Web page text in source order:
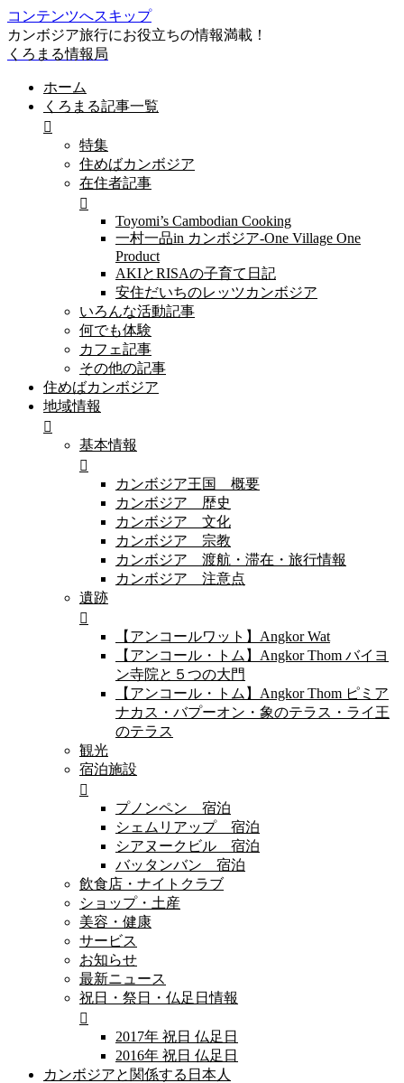
コンテンツへスキップ
カンボジア旅行にお役立ちの情報満載！
くろまる情報局
ホーム
くろまる記事一覧
特集
住めばカンボジア
在住者記事
Toyomi’s Cambodian Cooking
一村一品in カンボジア-One Village One
Product
AKIとRISAの子育て日記
安住だいちのレッツカンボジア
いろんな活動記事
何でも体験
カフェ記事
その他の記事
住めばカンボジア
地域情報
基本情報
カンボジア王国 概要
カンボジア 歴史
カンボジア 文化
カンボジア 宗教
カンボジア 渡航・滞在・旅行情報
カンボジア 注意点
遺跡
【アンコールワット】Angkor Wat
【アンコール・トム】Angkor Thom バイヨ
ン寺院と５つの大門
【アンコール・トム】Angkor Thom ピミア
ナカス・バプーオン・象のテラス・ライ王
のテラス
観光
宿泊施設
プノンペン 宿泊
シェムリアップ 宿泊
シアヌークビル 宿泊
バッタンバン 宿泊
飲食店・ナイトクラブ
ショップ・土産
美容・健康
サービス
お知らせ
最新ニュース
祝日・祭日・仏足日情報
2017年 祝日 仏足日
2016年 祝日 仏足日
カンボジアと関係する日本人